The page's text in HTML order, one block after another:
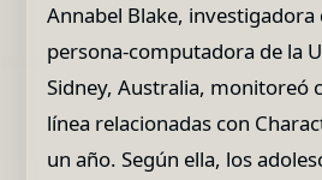
Annabel Blake, investigadora
persona-computadora de la
Sidney, Australia, monitoreó
línea relacionadas con
un año. Según ella, los